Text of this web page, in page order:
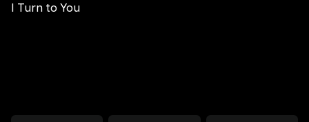
I Turn to You